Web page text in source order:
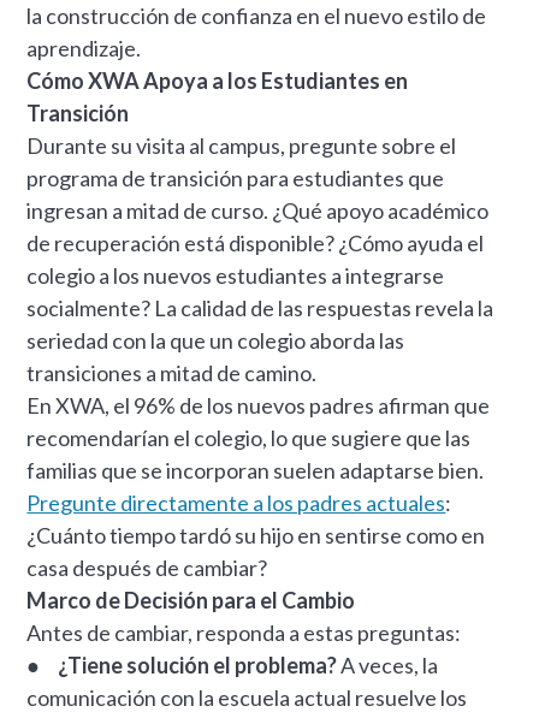
la construcción de confianza en el nuevo estilo de
aprendizaje.
Cómo XWA Apoya a los Estudiantes en
Transición
Durante su visita al campus, pregunte sobre el
programa de transición para estudiantes que
ingresan a mitad de curso. ¿Qué apoyo académico
de recuperación está disponible? ¿Cómo ayuda el
colegio a los nuevos estudiantes a integrarse
socialmente? La calidad de las respuestas revela la
seriedad con la que un colegio aborda las
transiciones a mitad de camino.
En XWA, el 96% de los nuevos padres afirman que
recomendarían el colegio, lo que sugiere que las
familias que se incorporan suelen adaptarse bien.
Pregunte directamente a los padres actuales:
¿Cuánto tiempo tardó su hijo en sentirse como en
casa después de cambiar?
Marco de Decisión para el Cambio
Antes de cambiar, responda a estas preguntas:
● ¿Tiene solución el problema?A veces, la
comunicación con la escuela actual resuelve los